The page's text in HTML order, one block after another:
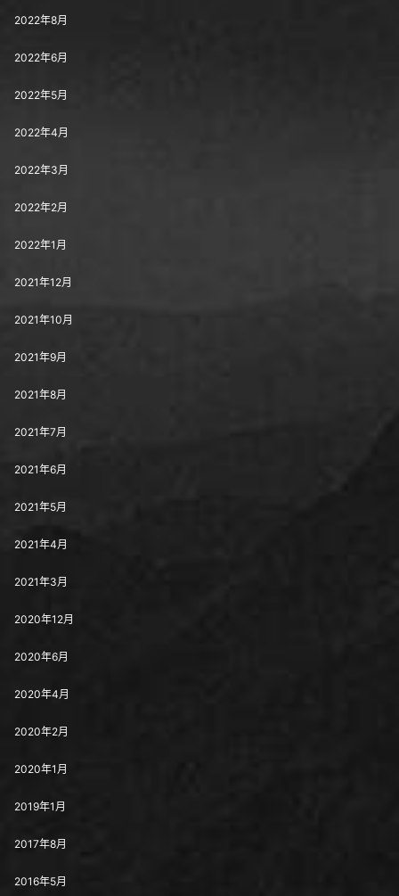
2022年8月
2022年6月
2022年5月
2022年4月
2022年3月
2022年2月
2022年1月
2021年12月
2021年10月
2021年9月
2021年8月
2021年7月
2021年6月
2021年5月
2021年4月
2021年3月
2020年12月
2020年6月
2020年4月
2020年2月
2020年1月
2019年1月
2017年8月
2016年5月